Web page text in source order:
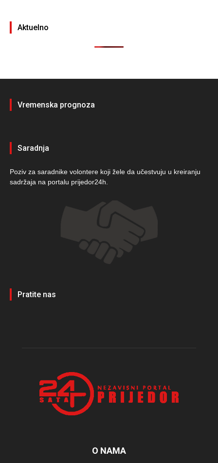
Aktuelno
Vremenska prognoza
Saradnja
Poziv za saradnike volontere koji žele da učestvuju u kreiranju
sadržaja na portalu prijedor24h.
Pratite nas
O NAMA